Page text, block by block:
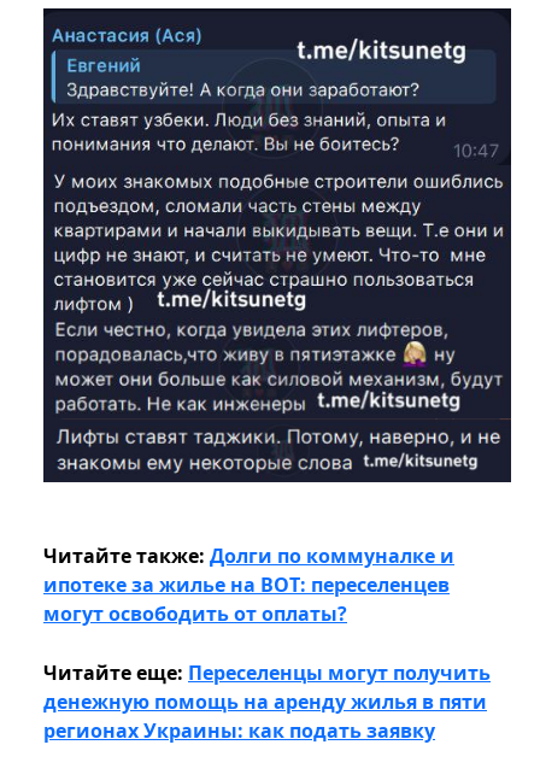
Читайте также: Долги по коммуналке и
ипотеке за жилье на ВОТ: переселенцев
могут освободить от оплаты?
Читайте еще: Переселенцы могут получить
денежную помощь на аренду жилья в пяти
регионах Украины: как подать заявку